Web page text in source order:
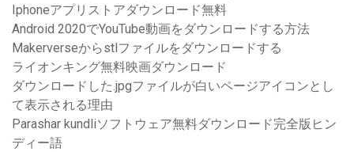
Iphoneアプリストアダウンロード無料
Android 2020でYouTube動画をダウンロードする方法
Makerverseからstlファイルをダウンロードする
ライオンキング無料映画ダウンロード
ダウンロードした.jpgファイルが白いページアイコンとし
て表示される理由
Parashar kundliソフトウェア無料ダウンロード完全版ヒン
ディー語